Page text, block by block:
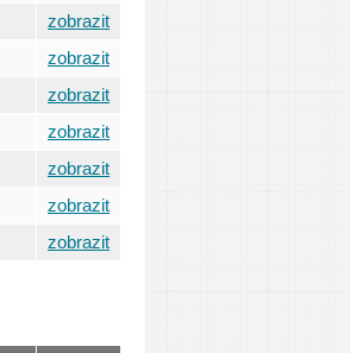
zobrazit
zobrazit
zobrazit
zobrazit
zobrazit
zobrazit
zobrazit